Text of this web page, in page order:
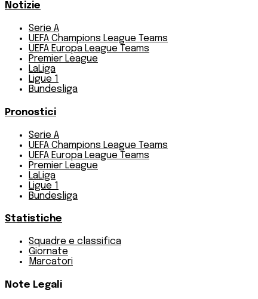
Notizie
Serie A
UEFA Champions League Teams
UEFA Europa League Teams
Premier League
LaLiga
Ligue 1
Bundesliga
Pronostici
Serie A
UEFA Champions League Teams
UEFA Europa League Teams
Premier League
LaLiga
Ligue 1
Bundesliga
Statistiche
Squadre e classifica
Giornate
Marcatori
Note Legali